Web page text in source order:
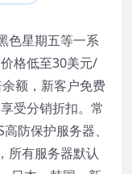
色星期五等一系
格低至30美元/
额，新客户免费
受分销折扣。常
防保护服务器、
所有服务器默认